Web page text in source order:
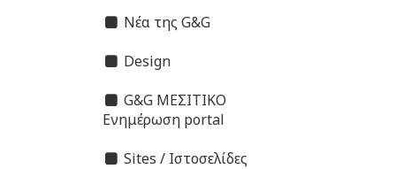
Νέα της G&G
Design
G&G ΜΕΣΙΤΙΚΟ
Ενημέρωση portal
Sites / Ιστοσελίδες